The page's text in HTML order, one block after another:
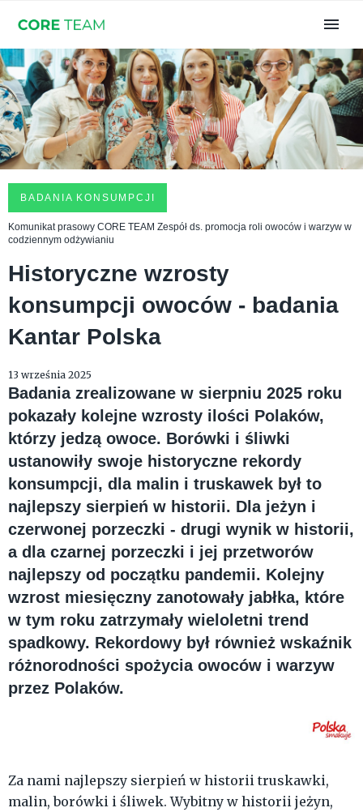
BADANIA KONSUMPCJI
Komunikat prasowy CORE TEAM Zespół ds. promocja roli owoców i warzyw w
codziennym odżywianiu
Historyczne wzrosty
konsumpcji owoców - badania
Kantar Polska
13 września 2025
Badania zrealizowane w sierpniu 2025 roku
pokazały kolejne wzrosty ilości Polaków,
którzy jedzą owoce. Borówki i śliwki
ustanowiły swoje historyczne rekordy
konsumpcji, dla malin i truskawek był to
najlepszy sierpień w historii. Dla jeżyn i
czerwonej porzeczki - drugi wynik w historii,
a dla czarnej porzeczki i jej przetworów
najlepszy od początku pandemii. Kolejny
wzrost miesięczny zanotowały jabłka, które
w tym roku zatrzymały wieloletni trend
spadkowy. Rekordowy był również wskaźnik
różnorodności spożycia owoców i warzyw
przez Polaków.
Za nami najlepszy sierpień w historii truskawki,
malin, borówki i śliwek. Wybitny w historii jeżyn,